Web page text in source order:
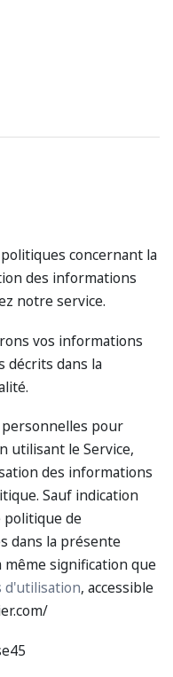
concernant la
des informations
notre service.
vos informations
décrits dans la
pour
utilisant le Service,
des informations
Sauf indication
politique de
dans la présente
signification que
d'utilisation, accessible